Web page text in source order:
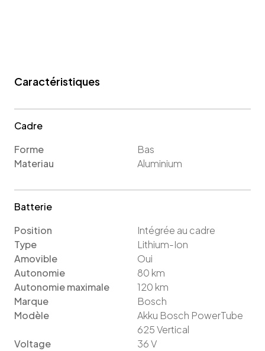
Caractéristiques
Cadre
Forme
Bas
Materiau
Aluminium
Batterie
Position
Intégrée au cadre
Type
Lithium-Ion
Amovible
Oui
Autonomie
80 km
Autonomie maximale
120 km
Marque
Bosch
Modèle
Akku Bosch PowerTube
625 Vertical
Voltage
36V